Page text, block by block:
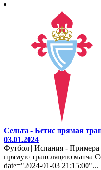
Сельта - Бетис прямая
03.01.2024
Футбол | Испания - Примера
прямую трансляцию матча
date="2024-01-03 21:15:00"...